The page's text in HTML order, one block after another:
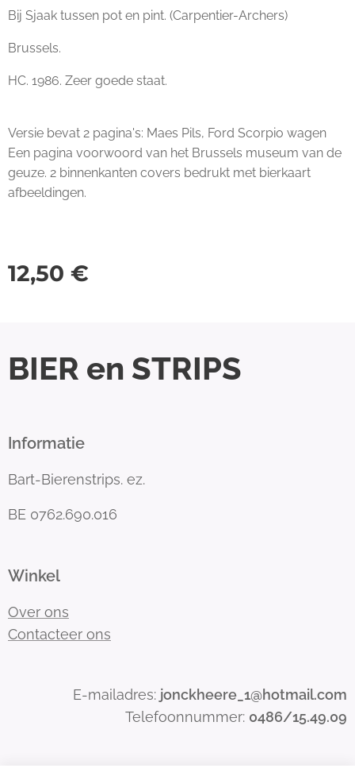
Bij Sjaak tussen pot en pint. (Carpentier-Archers)
Brussels.
HC. 1986. Zeer goede staat.
Versie bevat 2 pagina's: Maes Pils, Ford Scorpio wagen
Een pagina voorwoord van het Brussels museum van de
geuze. 2 binnenkanten covers bedrukt met bierkaart
afbeeldingen.
12,50 €
BIER en STRIPS
Informatie
Bart-Bierenstrips. ez.
BE 0762.690.016
Winkel
Over ons
Contacteer ons
E-mailadres: jonckheere_1@hotmail.com
Telefoonnummer: 0486/15.49.09